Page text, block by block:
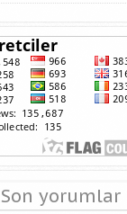
Son yorumlar